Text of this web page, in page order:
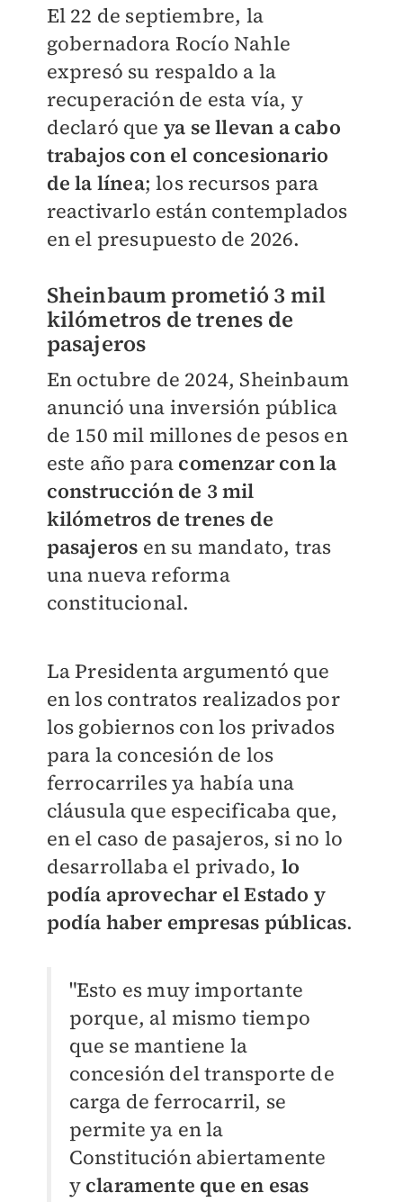
El 22 de septiembre, la
gobernadora Rocío Nahle
expresó su respaldo a la
recuperación de esta vía, y
declaró que ya se llevan a cabo
trabajos con el concesionario
de la línea; losrecursos para
reactivarlo están contemplados
en el presupuesto de 2026.
Sheinbaum prometió 3 mil
kilómetros de trenes de
pasajeros
En octubre de 2024, Sheinbaum
anunció una inversión pública
de 150 mil millones de pesos en
este año para comenzar con la
construcción de 3 mil
kilómetros de trenes de
pasajeros en su mandato, tras
una nueva reforma
constitucional.
La Presidenta argumentó que
en los contratos realizados por
los gobiernos con los privados
para la concesión de los
ferrocarriles ya había una
cláusula que especificaba que,
en el caso de pasajeros, si no lo
desarrollaba el privado, lo
podía aprovechar el Estado y
podía haber empresas públicas.
"Esto es muy importante
porque, al mismo tiempo
que se mantiene la
concesión del transporte de
carga de ferrocarril, se
permite ya en la
Constitución abiertamente
y claramente que en esas